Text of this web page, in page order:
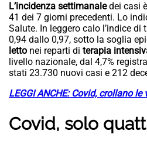
L’incidenza settimanaledei casi
41 dei 7 giorni precedenti. Lo
Salute. In leggero calo l’indice
0,94 dallo 0,97, sotto la soglia
letto nei reparti di terapia
livello nazionale, dal 4,7%
stati 23.730 nuovi casi e 212
LEGGI ANCHE: Covid, crollano
Covid, solo